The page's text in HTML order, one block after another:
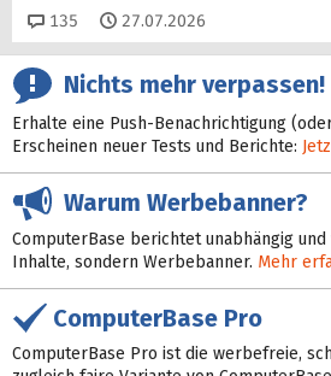
135 Kommentare
27.07.2026
Nichts mehr verpassen!
Erhalte eine Push-Benachrichtigung
Erscheinen neuer Tests und Berichte:
Warum Werbebanner?
ComputerBase berichtet unabhängig
Inhalte, sondern Werbebanner. Mehr
ComputerBase Pro
ComputerBase Pro ist die werbefreie,